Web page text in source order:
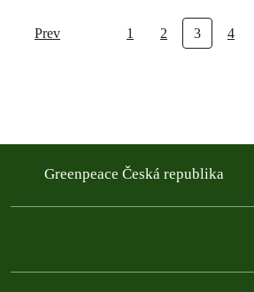
Prev 1 2 3 4
Greenpeace Česká republika